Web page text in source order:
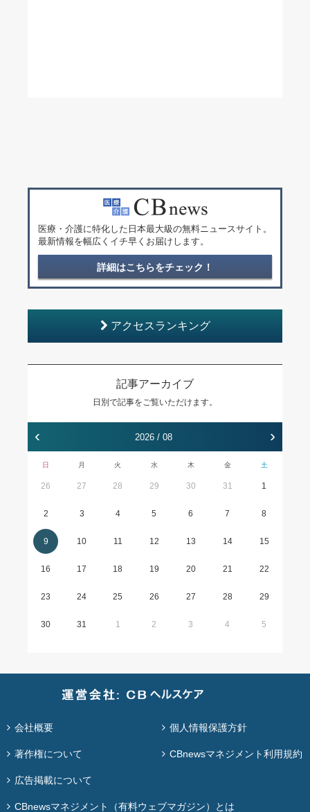
医療・介護に特化した日本最大級の無料ニュースサイト。
最新情報を幅広くイチ早くお届けします。
詳細はこちらをチェック！
アクセスランキング
記事アーカイブ
日別で記事をご覧いただけます。
‹ 2026 / 08 ›
日 月 火 水 木 金 土
26 27 28 29 30 31 1
2 3 4 5 6 7 8
9 10 11 12 13 14 15
16 17 18 19 20 21 22
23 24 25 26 27 28 29
30 31 1 2 3 4 5
会社概要 個人情報保護方針
著作権について CBnewsマネジメント利用規約
広告掲載について
CBnewsマネジメント（有料ウェブマガジン）とは